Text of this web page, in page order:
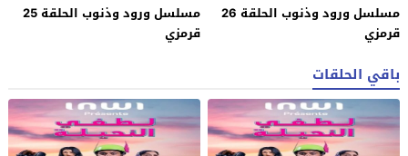
مسلسل ورود وذنوب الحلقة 26
قرمزي
مسلسل ورود وذنوب الحلقة 25
قرمزي
باقي الحلقات